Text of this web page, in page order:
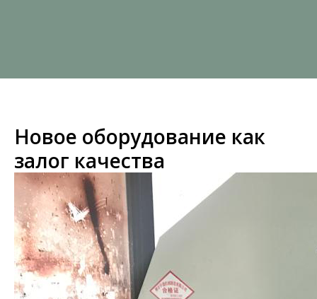
Новое оборудование как
залог качества